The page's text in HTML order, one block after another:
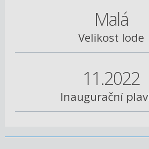
Malá
Velikost lode
11.2022
Inaugurační